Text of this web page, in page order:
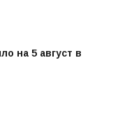
на 5 август в